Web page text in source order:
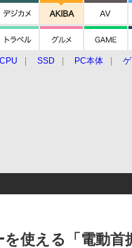
CPU SSD PC本体
使える「電動首